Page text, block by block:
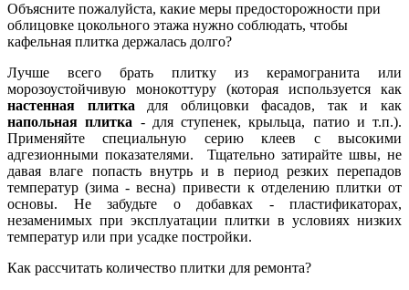
Объясните пожалуйста, какие меры предосторожности при
облицовке цокольного этажа нужно соблюдать, чтобы
кафельная плитка держалась долго?
Лучше всего брать плитку из керамогранита или
морозоустойчивую монокоттуру (которая используется как
настенная плитка для облицовки фасадов, так и как
напольная плитка - для ступенек, крыльца, патио и т.п.).
Применяйте специальную серию клеев с высокими
адгезионными показателями. Тщательно затирайте швы, не
давая влаге попасть внутрь и в период резких перепадов
температур (зима - весна) привести к отделению плитки от
основы. Не забудьте о добавках - пластификаторах,
незаменимых при эксплуатации плитки в условиях низких
температур или при усадке постройки.
Как рассчитать количество плитки для ремонта?